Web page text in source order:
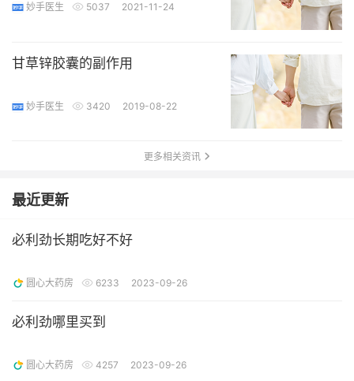
妙手医生 5037 2021-11-24
甘草锌胶囊的副作用
妙手医生 3420 2019-08-22
更多相关资讯
最近更新
必利劲长期吃好不好
圆心大药房 6233 2023-09-26
必利劲哪里买到
圆心大药房 4257 2023-09-26